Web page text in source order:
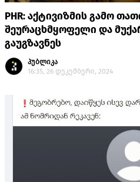
PHR: აქტივიზმის გამო
შეურაცხმყოფელი და
გაუგზავნეს
პუბლიკა
16:35, 26 დეკემბერი, 2024